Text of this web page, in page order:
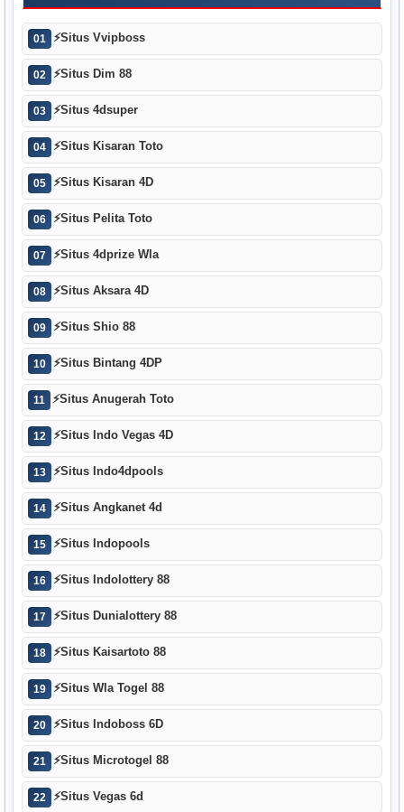
01 ⚡Situs Vvipboss
02 ⚡Situs Dim 88
03 ⚡Situs 4dsuper
04 ⚡Situs Kisaran Toto
05 ⚡Situs Kisaran 4D
06 ⚡Situs Pelita Toto
07 ⚡Situs 4dprize Wla
08 ⚡Situs Aksara 4D
09 ⚡Situs Shio 88
10 ⚡Situs Bintang 4DP
11 ⚡Situs Anugerah Toto
12 ⚡Situs Indo Vegas 4D
13 ⚡Situs Indo4dpools
14 ⚡Situs Angkanet 4d
15 ⚡Situs Indopools
16 ⚡Situs Indolottery 88
17 ⚡Situs Dunialottery 88
18 ⚡Situs Kaisartoto 88
19 ⚡Situs Wla Togel 88
20 ⚡Situs Indoboss 6D
21 ⚡Situs Microtogel 88
22 ⚡Situs Vegas 6d